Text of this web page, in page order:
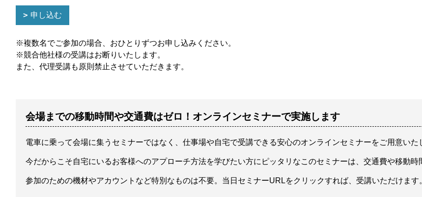
申し込む
※複数名でご参加の場合、おひとりずつお申し込みください。
※競合他社様の受講はお断りいたします。
また、代理受講も原則禁止させていただきます。
会場までの移動時間や交通費はゼロ！オンラインセミナーで実施します
電車に乗って会場に集うセミナーではなく、仕事場や自宅で受講できる安心のオンラインセミナーをご用意いた
今だからこそ自宅にいるお客様へのアプローチ方法を学びたい方にピッタリなこのセミナーは、交通費や移動時
参加のための機材やアカウントなど特別なものは不要。当日セミナーURLをクリックすれば、受講いただけます